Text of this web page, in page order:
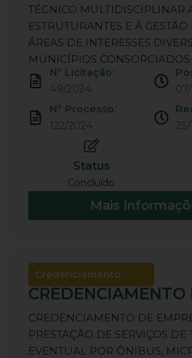
TÉCNICO MULTIDISCIPLINAR
ESTRUTURANTES E À
ÁREAS DE INTERESSES
MUNICÍPIOS CONSORCIADOS
Nº Licitação:
49/2024
Nº Processo:
122/2024
Status
Concluído
Mais
Credenciamento
CREDENCIAMENTO
CREDENCIAMENTO DE
PRESTAÇÃO DE SERVIÇOS DE
EVENTUAL POR ÔNIBUS,